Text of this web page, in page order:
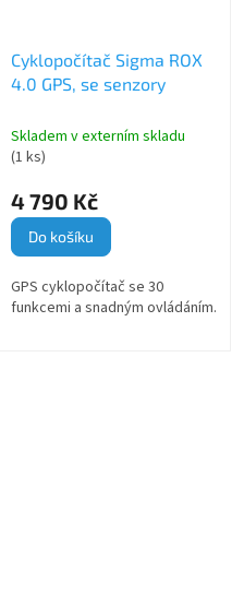
Cyklopočítač Sigma ROX
4.0 GPS, se senzory
Skladem v externím skladu
(1 ks)
4 790 Kč
Do košíku
GPS cyklopočítač se 30
funkcemi a snadným ovládáním.